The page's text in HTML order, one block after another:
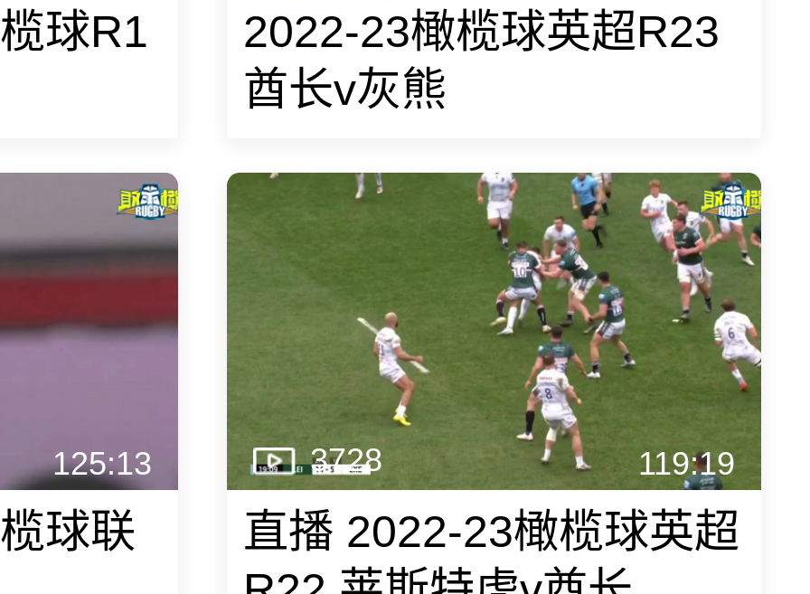
球R1
2022-23橄榄球英超R23
酋长v灰熊
125:13
球联
3728 119:19
直播 2022-23橄榄球英超